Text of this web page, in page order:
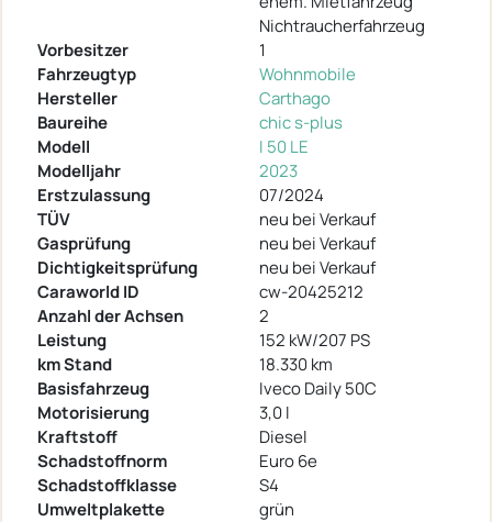
Nichtraucherfahrzeug
Vorbesitzer
1
Fahrzeugtyp
Wohnmobile
Hersteller
Carthago
Baureihe
chic s-plus
Modell
I 50 LE
Modelljahr
2023
Erstzulassung
07/2024
TÜV
neu bei Verkauf
Gasprüfung
neu bei Verkauf
Dichtigkeitsprüfung
neu bei Verkauf
Caraworld ID
cw-20425212
Anzahl der Achsen
2
Leistung
152 kW/207 PS
km Stand
18.330 km
Basisfahrzeug
Iveco Daily 50C
Motorisierung
3,0 l
Kraftstoff
Diesel
Schadstoffnorm
Euro 6e
Schadstoffklasse
S4
Umweltplakette
grün